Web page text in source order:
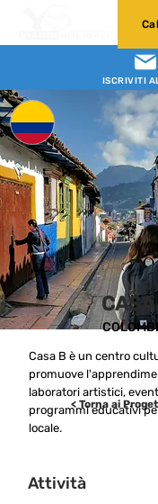
ISCRIVITI
< Torna ai
Attività
CASA
Casa B è un centro
promuove
laboratori artistici,
programmi educativi
locale.